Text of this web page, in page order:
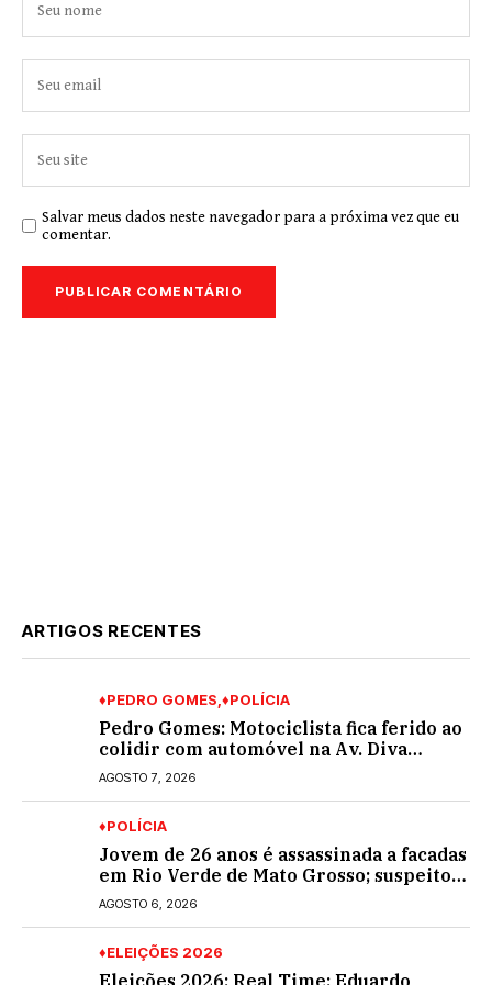
Salvar meus dados neste navegador para a próxima vez que eu
comentar.
ARTIGOS RECENTES
♦PEDRO GOMES ♦POLÍCIA
Pedro Gomes: Motociclista fica ferido ao
colidir com automóvel na Av. Diva
Araújo; ele não tinha CNH
AGOSTO 7, 2026
♦POLÍCIA
Jovem de 26 anos é assassinada a facadas
em Rio Verde de Mato Grosso; suspeito é
procurado
AGOSTO 6, 2026
♦ELEIÇÕES 2026
Eleições 2026: Real Time; Eduardo